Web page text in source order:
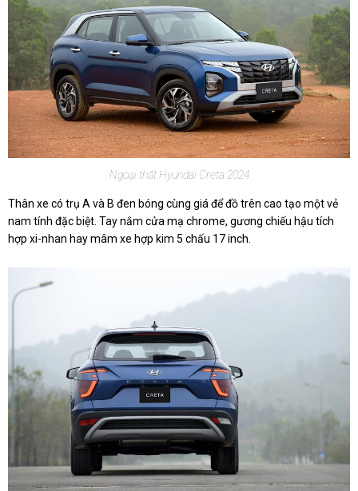
Ngoại thất Hyundai Creta 2024
Thân xe có trụ A và B đen bóng cùng giá để đồ trên cao tạo một vẻ
nam tính đặc biệt. Tay nắm cửa mạ chrome, gương chiếu hậu tích
hợp xi-nhan hay mâm xe hợp kim 5 chấu 17 inch.